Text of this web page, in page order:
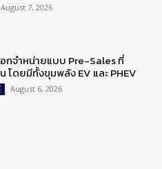
August 7, 2026
กจำหน่ายแบบ Pre-Sales ที่
โดยมีทั้งขุมพลัง EV และ PHEV
August 6, 2026